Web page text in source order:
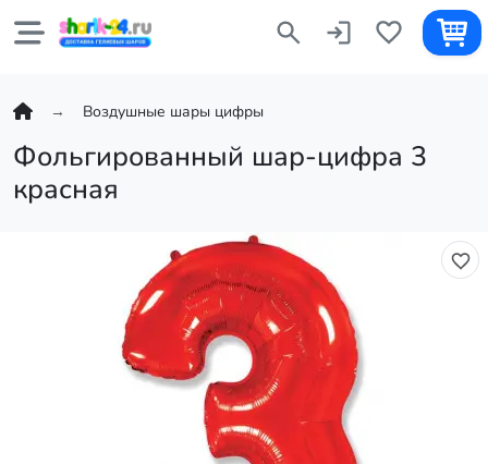
Воздушные шары цифры
Фольгированный шар-цифра 3
красная